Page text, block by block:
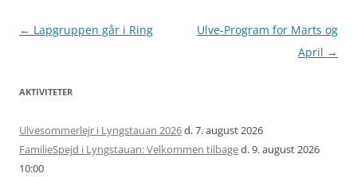
Artikel
← Lapgruppen går i Ring
Ulve-Program for Marts og
April →
AKTIVITETER
Ulvesommerlejr i Lyngstauan 2026d. 7. august 2026
FamilieSpejd i Lyngstauan: Velkommen tilbaged. 9. august 2026
10:00